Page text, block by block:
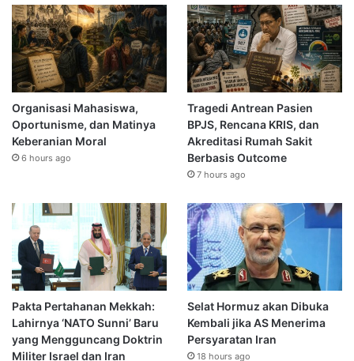
Organisasi Mahasiswa,
Oportunisme, dan Matinya
Keberanian Moral
6 hours ago
Tragedi Antrean Pasien
BPJS, Rencana KRIS, dan
Akreditasi Rumah Sakit
Berbasis Outcome
7 hours ago
Pakta Pertahanan Mekkah:
Lahirnya ‘NATO Sunni’ Baru
yang Mengguncang Doktrin
Militer Israel dan Iran
Selat Hormuz akan Dibuka
Kembali jika AS Menerima
Persyaratan Iran
18 hours ago